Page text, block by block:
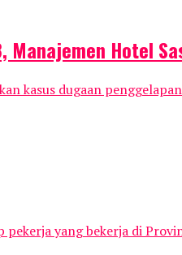
Manajemen Hotel
kasus dugaan
pekerja yang bekerja di